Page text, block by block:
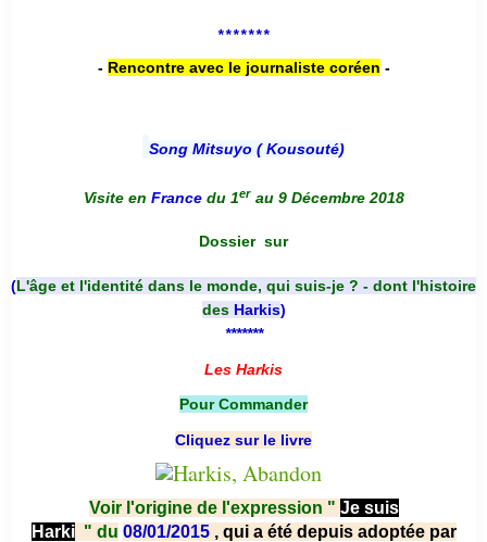
*******
- Rencontre avec le journaliste coréen -
Song Mitsuyo ( Kousouté)
Visite en France du 1er au 9 Décembre 2018
Dossier sur
(L'âge et l'identité dans le monde, qui suis-je ? - dont l'histoire
des Harkis)
*******
Les Harkis
Pour Commander
Cliquez sur le livre
Voir l'origine de l'expression " Je suis
Harki " du 08/01/2015 , qui a été depuis adoptée par